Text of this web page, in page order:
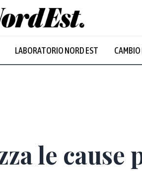
LABORATORIO NORD EST CAMBIO
le cause